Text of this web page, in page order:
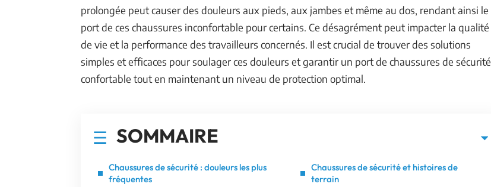
prolongée peut causer des douleurs aux pieds, aux jambes et même au dos, rendant ainsi le
port de ces chaussures inconfortable pour certains. Ce désagrément peut impacter la qualité
de vie et la performance des travailleurs concernés. Il est crucial de trouver des solutions
simples et efficaces pour soulager ces douleurs et garantir un port de chaussures de sécurité
confortable tout en maintenant un niveau de protection optimal.
SOMMAIRE
Chaussures de sécurité : douleurs les plus
fréquentes
Chaussures de sécurité et histoires de
terrain